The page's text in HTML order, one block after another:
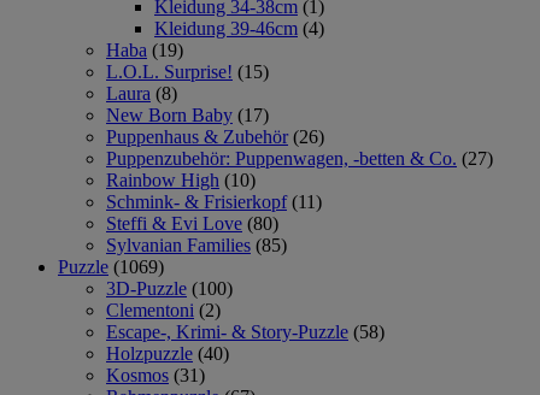
Kleidung 34-38cm (1)
Kleidung 39-46cm (4)
Haba (19)
L.O.L. Surprise! (15)
Laura (8)
New Born Baby (17)
Puppenhaus & Zubehör (26)
Puppenzubehör: Puppenwagen, -betten & Co. (27)
Rainbow High (10)
Schmink- & Frisierkopf (11)
Steffi & Evi Love (80)
Sylvanian Families (85)
Puzzle (1069)
3D-Puzzle (100)
Clementoni (2)
Escape-, Krimi- & Story-Puzzle (58)
Holzpuzzle (40)
Kosmos (31)